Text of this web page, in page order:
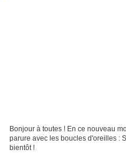
Bonjour à toutes ! En ce nouveau
parure avec les boucles d'oreilles :
bientôt !